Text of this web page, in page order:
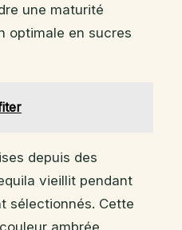
une maturité
optimale en sucres
depuis des
vieillit pendant
sélectionnés. Cette